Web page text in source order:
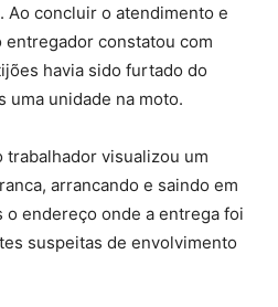
Ao concluir o atendimento e
constatou com
havia sido furtado do
uma unidade na moto.
trabalhador visualizou um
arrancando e saindo em
o endereço onde a entrega foi
suspeitas de envolvimento